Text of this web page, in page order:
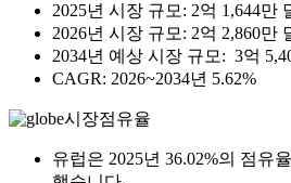
2025년 시장 규모: 2억 1,644만
2026년 시장 규모: 2억 2,860만
2034년 예상 시장 규모: 3억
CAGR: 2026~2034년 5.62%
시장점유율
유럽은 2025년 36.02%의 점유